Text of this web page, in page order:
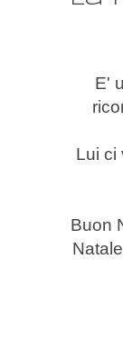
E'
Lui ci
Buon